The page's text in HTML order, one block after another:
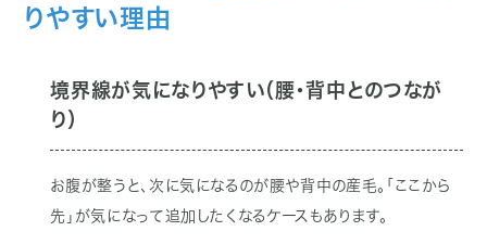
りやすい理由
境界線が気になりやすい（腰・背中とのつなが
り）
お腹が整うと、次に気になるのが腰や背中の産毛。「ここから
先」が気になって追加したくなるケースもあります。